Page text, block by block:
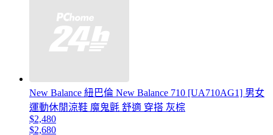
New Balance 紐巴倫 New Balance 710 [UA710AG1] 男女
運動休閒涼鞋 魔鬼氈 舒適 穿搭 灰棕
$2,480
$2,680